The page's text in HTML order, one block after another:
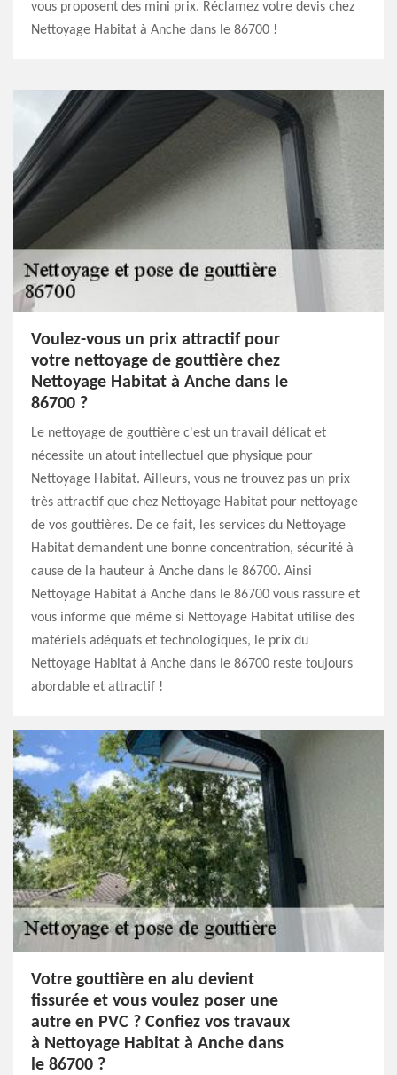
vous proposent des mini prix. Réclamez votre devis chez
Nettoyage Habitat à Anche dans le 86700 !
Voulez-vous un prix attractif pour
votre nettoyage de gouttière chez
Nettoyage Habitat à Anche dans le
86700 ?
Le nettoyage de gouttière c'est un travail délicat et
nécessite un atout intellectuel que physique pour
Nettoyage Habitat. Ailleurs, vous ne trouvez pas un prix
très attractif que chez Nettoyage Habitat pour nettoyage
de vos gouttières. De ce fait, les services du Nettoyage
Habitat demandent une bonne concentration, sécurité à
cause de la hauteur à Anche dans le 86700. Ainsi
Nettoyage Habitat à Anche dans le 86700 vous rassure et
vous informe que même si Nettoyage Habitat utilise des
matériels adéquats et technologiques, le prix du
Nettoyage Habitat à Anche dans le 86700 reste toujours
abordable et attractif !
Votre gouttière en alu devient
fissurée et vous voulez poser une
autre en PVC ? Confiez vos travaux
à Nettoyage Habitat à Anche dans
le 86700 ?